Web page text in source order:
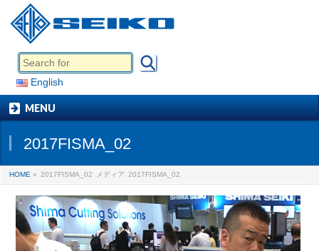
English
MENU
2017FISMA_02
HOME » 2017FISMA_02 メディア 2017FISMA_02